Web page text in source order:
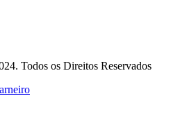
Todos os Direitos Reservados